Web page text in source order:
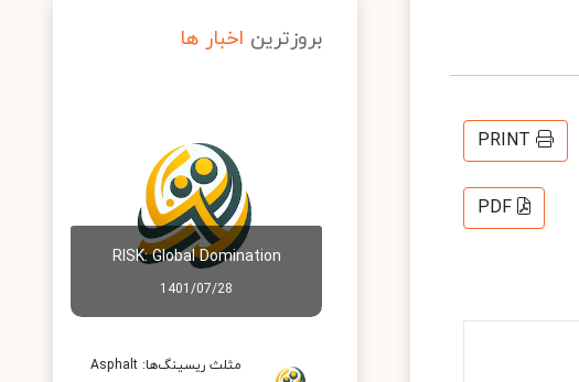
PRINT
PDF
بروزترین اخبار ها
RISK: Global Domination
1401/07/28
مثلث ریسینگ‌ها: Asphalt